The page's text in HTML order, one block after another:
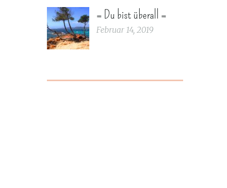
= Du bist überall =
Februar 14, 2019